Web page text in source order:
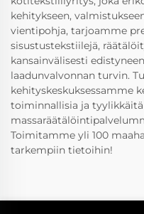
kehitykseen,
vientipohja, tarjoamme
sisustustekstiilejä,
kansainvälisesti
laadunvalvonnan turvin.
kehityskeskuksessamme
toiminnallisia ja tyylikkäitä
Toimitamme yli 100
tarkempiin tietoihin!